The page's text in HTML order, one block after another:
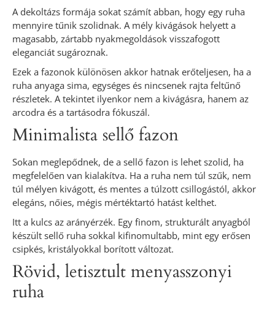
A dekoltázs formája sokat számít abban, hogy egy ruha
mennyire tűnik szolidnak. A mély kivágások helyett a
magasabb, zártabb nyakmegoldások visszafogott
eleganciát sugároznak.
Ezek a fazonok különösen akkor hatnak erőteljesen, ha a
ruha anyaga sima, egységes és nincsenek rajta feltűnő
részletek. A tekintet ilyenkor nem a kivágásra, hanem az
arcodra és a tartásodra fókuszál.
Minimalista sellő fazon
Sokan meglepődnek, de a sellő fazon is lehet szolid, ha
megfelelően van kialakítva. Ha a ruha nem túl szűk, nem
túl mélyen kivágott, és mentes a túlzott csillogástól, akkor
elegáns, nőies, mégis mértéktartó hatást kelthet.
Itt a kulcs az arányérzék. Egy finom, strukturált anyagból
készült sellő ruha sokkal kifinomultabb, mint egy erősen
csipkés, kristályokkal borított változat.
Rövid, letisztult menyasszonyi
ruha